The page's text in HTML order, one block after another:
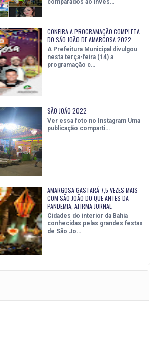
CONFIRA A PROGRAMAÇÃO COMPLETA
DO SÃO JOÃO DE AMARGOSA 2022
A Prefeitura Municipal divulgou
nesta terça-feira (14) a
programação c…
SÃO JOÃO 2022
Ver essa foto no Instagram Uma
publicação comparti…
AMARGOSA GASTARÁ 7,5 VEZES MAIS
COM SÃO JOÃO DO QUE ANTES DA
PANDEMIA, AFIRMA JORNAL
Cidades do interior da Bahia
conhecidas pelas grandes festas
de São Jo…